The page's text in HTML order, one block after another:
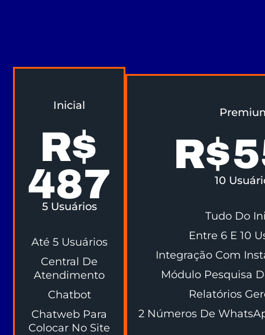
Inicial
R$
487
5 Usuários
Até 5 Usuários
Central De
Atendimento
Chatbot
Chatweb Para
Colocar No Site
R$
10
Tudo Do
Entre 6 E 10
Integração Com
Módulo Pesquisa
Relatórios
2 Números De